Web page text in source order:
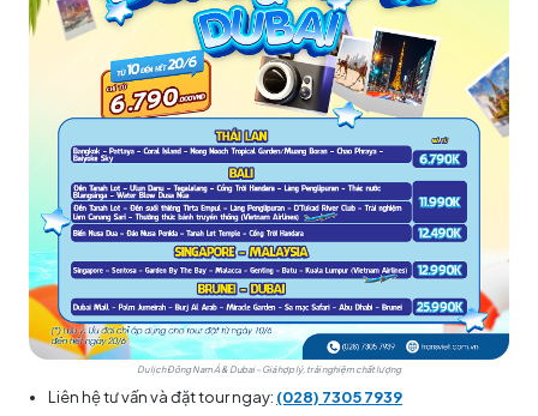
Du lịch Đông Nam Á & Dubai – Giá hợp lý, trải nghiệm chất lượng
Liên hệ tư vấn và đặt tour ngay: (028) 7305 7939